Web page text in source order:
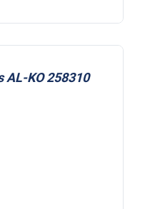
AL-KO 258310